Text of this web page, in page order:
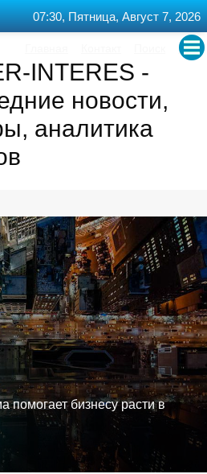
INTERES -
новости,
аналитика
помогает бизнесу расти в
07:30, Пятница, Август 7, 2026
RSS